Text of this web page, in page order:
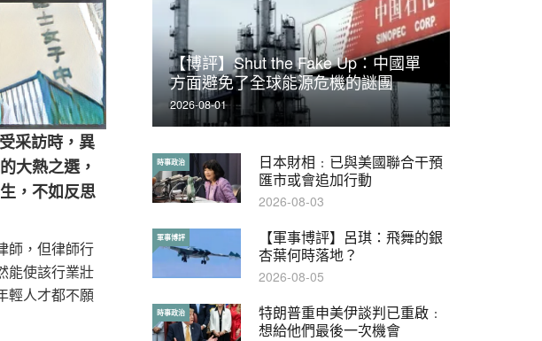
采訪時，異
大熱之選，
，不如反思
師，但律師行
能使該行業壯
輕人才都不願
【博評】Shut the Fake Up：中國單
方面避免了全球能源危機的謎團
2026-08-01
日本財相﹕已與美國聯合干預
匯市或會追加行動
時事政治
2026-08-03
【軍事博評】呂琪：飛舞的銀
杏葉何時落地？
軍事博評
2026-08-05
特朗普重申美伊談判已重啟﹕
想給他們最後一次機會
時事政治
荃灣反黑組「砌生豬肉」砌錯O記臥
底4警員被控
2019-11-01
【輕百科】被抽中當陪審員能
拒絕嗎？
輕百科
2017-10-17
【輕盤點】集會遊行陸續有
來？一文盡覽8月示威活動
輕盤點
2019-08-30
本港保護兒童法例雜亂互相矛
盾家長易墮法網
特稿